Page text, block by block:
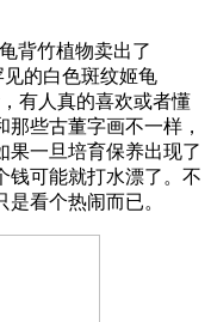
背竹植物卖出了
见的白色斑纹姬龟
有人真的喜欢或者懂
些古董字画不一样，
果一旦培育保养出现了
钱可能就打水漂了。不
看个热闹而已。